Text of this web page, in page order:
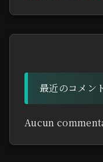
最近のコメン
Aucun